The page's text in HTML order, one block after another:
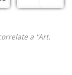
a "Art.